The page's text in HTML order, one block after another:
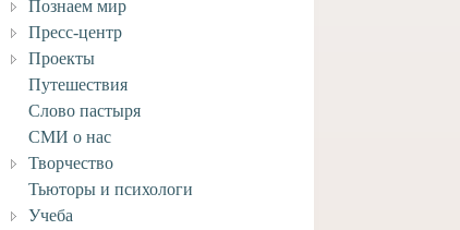
Познаем мир
Пресс-центр
Проекты
Путешествия
Слово пастыря
СМИ о нас
Творчество
Тьюторы и психологи
Учеба